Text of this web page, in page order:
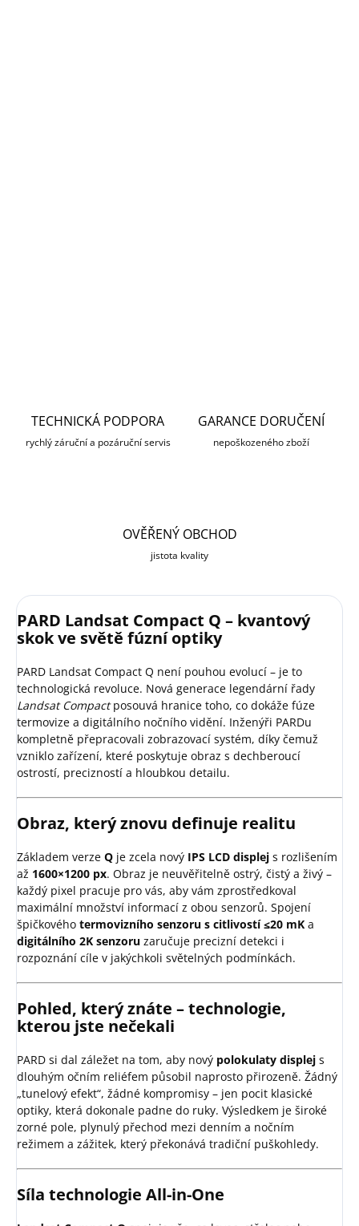
TECHNICKÁ PODPORA
rychlý záruční a pozáruční servis
GARANCE DORUČENÍ
nepoškozeného zboží
OVĚŘENÝ OBCHOD
jistota kvality
PARD Landsat Compact Q – kvantový
skok ve světě fúzní optiky
PARD Landsat Compact Q není pouhou evolucí – je to
technologická revoluce. Nová generace legendární řady
Landsat Compactposouvá hranice toho, co dokáže fúze
termovize a digitálního nočního vidění. Inženýři PARDu
kompletně přepracovali zobrazovací systém, díky čemuž
vzniklo zařízení, které poskytuje obraz s dechberoucí
ostrostí, precizností a hloubkou detailu.
Obraz, který znovu definuje realitu
Základem verze Q je zcela nový IPS LCD displej s rozlišením
až 1600×1200 px. Obraz je neuvěřitelně ostrý, čistý a živý –
každý pixel pracuje pro vás, aby vám zprostředkoval
maximální množství informací z obou senzorů. Spojení
špičkového termovizního senzoru s citlivostí ≤20 mK a
digitálního 2K senzoru zaručuje precizní detekci i
rozpoznání cíle v jakýchkoli světelných podmínkách.
Pohled, který znáte – technologie,
kterou jste nečekali
PARD si dal záležet na tom, aby nový polokulaty displej s
dlouhým očním reliéfem působil naprosto přirozeně. Žádný
„tunelový efekt“, žádné kompromisy – jen pocit klasické
optiky, která dokonale padne do ruky. Výsledkem je široké
zorné pole, plynulý přechod mezi denním a nočním
režimem a zážitek, který překonává tradiční puškohledy.
Síla technologie All-in-One